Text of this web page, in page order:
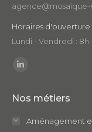
Horaires d'ouverture
Lundi - Vendredi : 8h -
Trouvez nous sur :
opens
Nos métiers
Aménagement